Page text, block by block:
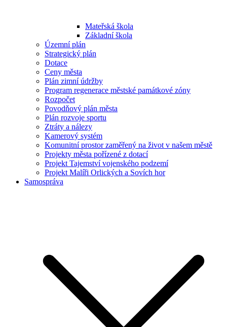
Mateřská škola
Základní škola
Územní plán
Strategický plán
Dotace
Ceny města
Plán zimní údržby
Program regenerace městské památkové zóny
Rozpočet
Povodňový plán města
Plán rozvoje sportu
Ztráty a nálezy
Kamerový systém
Komunitní prostor zaměřený na život v našem městě
Projekty města pořízené z dotací
Projekt Tajemství vojenského podzemí
Projekt Malíři Orlických a Sovích hor
Samospráva